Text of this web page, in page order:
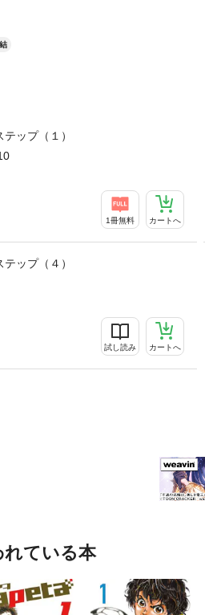
ップ（１）
1冊無料 カートへ
ップ（４）
試し読み カートへ
ている本